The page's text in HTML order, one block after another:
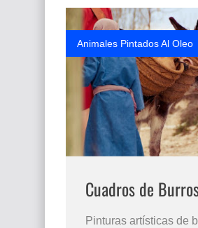
Rostros Bellos, La
Fotos Artísticas de
Que significan los
El mundo del arte
Animales Pintados Al Oleo
Cuadros de
Pinturas artísticas de